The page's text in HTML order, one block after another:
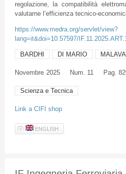
regolazione, la compatibilità
valutarne l’efficienza tecnico-
https://www.medra.org/servlet/view?
lang=it&doi=10.57597/
BARDHI DI MARIO
Novembre 2025 Num. 11 Pag.
Scienza e Tecnica
Link a CIFI shop
ENGLISH